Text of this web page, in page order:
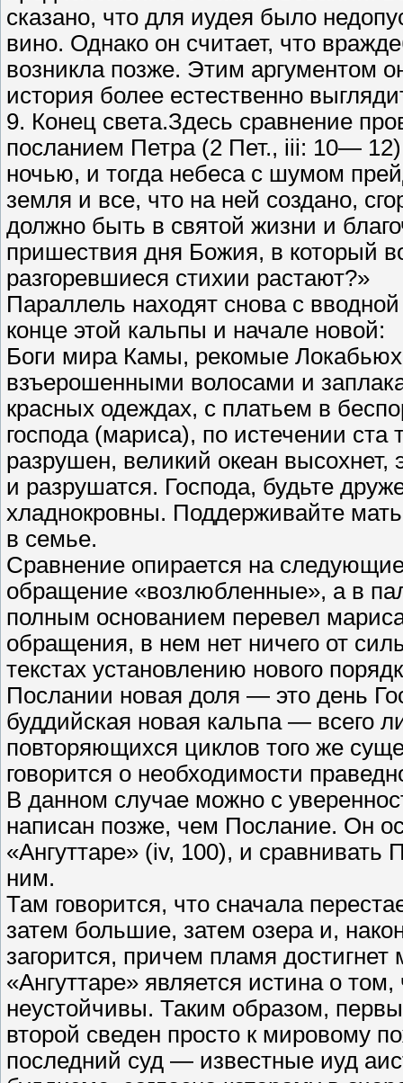
сказано, что для иудея было
вино. Однако он считает, что
возникла позже. Этим аргументом
история более естественно
9. Конец света.Здесь сравнение
посланием Петра (2 Пет., iii: 10—
ночью, и тогда небеса с шумом
земля и все, что на ней создано,
должно быть в святой жизни и
пришествия дня Божия, в который
разгоревшиеся стихии растают?»
Параллель находят снова с
конце этой кальпы и начале новой:
Боги мира Камы, рекомые
взъерошенными волосами и
красных одеждах, с платьем в
господа (мариса), по истечении ста
разрушен, великий океан высохнет,
и разрушатся. Господа, будьте
хладнокровны. Поддерживайте
в семье.
Сравнение опирается на
обращение «возлюбленные», а в
полным основанием перевел
обращения, в нем нет ничего от
текстах установлению нового
Послании новая доля — это день
буддийская новая кальпа — всего
повторяющихся циклов того же
говорится о необходимости
В данном случае можно с
написан позже, чем Послание. Он
«Ангуттаре» (iv, 100), и сравнивать
ним.
Там говорится, что сначала
затем большие, затем озера и,
загорится, причем пламя
«Ангуттаре» является истина о
неустойчивы. Таким образом,
второй сведен просто к мировому
последний суд — известные иуд